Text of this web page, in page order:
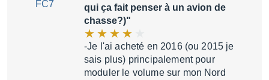
qui ça fait penser à un avion de
chasse?)"
-Je l'ai acheté en 2016 (ou 2015 je
sais plus) principalement pour
moduler le volume sur mon Nord